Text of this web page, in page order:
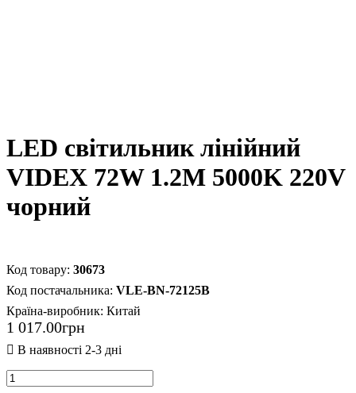
LED світильник лінійний
VIDEX 72W 1.2М 5000K 220V
чорний
30673
VLE-BN-72125B
Країна-виробник: Китай
1 017.00грн